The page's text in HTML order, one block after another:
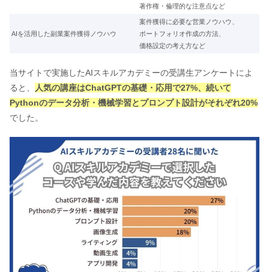
著作権・倫理的な注意点など
AIを活用した副業案件獲得ノウハウ
案件獲得に必要な営業ノウハウ、
ポートフォリオ作成の方法、
価格設定の考え方など
当サイトで実施したAIスキルアカデミーの受講生アンケートによ
ると、
人気の講座はChatGPTの基礎・応用で27%、続いて
Pythonのデータ分析・機械学習とプロンプト設計がそれぞれ20%
でした。